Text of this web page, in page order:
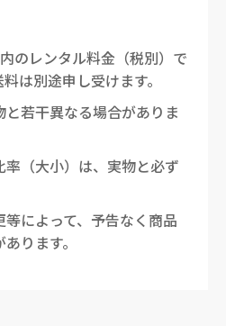
のレンタル料金（税別）で
は別途申し受けます。
若干異なる場合がありま
（大小）は、実物と必ず
によって、予告なく商品
ります。